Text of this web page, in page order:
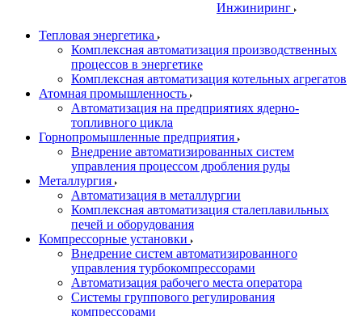
Инжиниринг
Тепловая энергетика
Комплексная автоматизация производственных
процессов в энергетике
Комплексная автоматизация котельных агрегатов
Атомная промышленность
Автоматизация на предприятиях ядерно-
топливного цикла
Горнопромышленные предприятия
Внедрение автоматизированных систем
управления процессом дробления руды
Металлургия
Автоматизация в металлургии
Комплексная автоматизация сталеплавильных
печей и оборудования
Компрессорные установки
Внедрение систем автоматизированного
управления турбокомпрессорами
Автоматизация рабочего места оператора
Системы группового регулирования
компрессорами